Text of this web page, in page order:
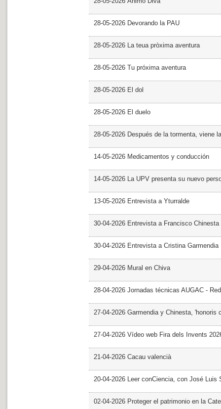
28-05-2026 Devorando la PAU
28-05-2026 La teua pròxima aventura
28-05-2026 Tu próxima aventura
28-05-2026 El dol
28-05-2026 El duelo
28-05-2026 Después de la tormenta, viene
14-05-2026 Medicamentos y conducción
14-05-2026 La UPV presenta su nuevo
13-05-2026 Entrevista a Yturralde
30-04-2026 Entrevista a Francisco Chinesta
30-04-2026 Entrevista a Cristina Garmendia
29-04-2026 Mural en Chiva
28-04-2026 Jornadas técnicas AUGAC -
27-04-2026 Garmendia y Chinesta, 'honoris
27-04-2026 Vídeo web Fira dels Invents
21-04-2026 Cacau valencià
20-04-2026 Leer conCiencia, con José Luis
02-04-2026 Proteger el patrimonio en la